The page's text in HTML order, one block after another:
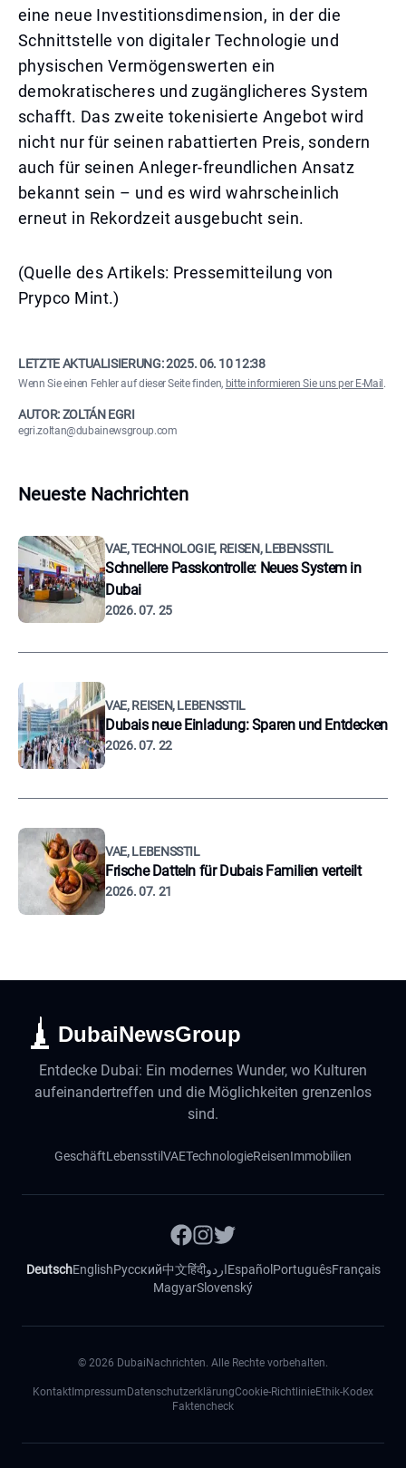
eine neue Investitionsdimension, in der die
Schnittstelle von digitaler Technologie und
physischen Vermögenswerten ein
demokratischeres und zugänglicheres System
schafft. Das zweite tokenisierte Angebot wird
nicht nur für seinen rabattierten Preis, sondern
auch für seinen Anleger-freundlichen Ansatz
bekannt sein – und es wird wahrscheinlich
erneut in Rekordzeit ausgebucht sein.
(Quelle des Artikels: Pressemitteilung von
Prypco Mint.)
LETZTE AKTUALISIERUNG:2025. 06. 10 12:38
Wenn Sie einen Fehler auf dieser Seite finden, bitte informieren Sie uns per E-Mail .
AUTOR: ZOLTÁN EGRI
egri.zoltan@dubainewsgroup.com
Neueste Nachrichten
VAE, TECHNOLOGIE, REISEN, LEBENSSTIL
Schnellere Passkontrolle: Neues System in
Dubai
2026. 07. 25
VAE, REISEN, LEBENSSTIL
Dubais neue Einladung: Sparen und Entdecken
2026. 07. 22
VAE, LEBENSSTIL
Frische Datteln für Dubais Familien verteilt
2026. 07. 21
DubaiNewsGroup
Entdecke Dubai: Ein modernes Wunder, wo Kulturen
aufeinandertreffen und die Möglichkeiten grenzenlos
sind.
GeschäftLebensstilVAETechnologieReisenImmobilien
DeutschEnglishРусский中文हिंदीاردوEspañol PortuguêsFrançais
MagyarSlovenský
© 2026 DubaiNachrichten. Alle Rechte vorbehalten.
Kontakt Impressum DatenschutzerklärungCookie-RichtlinieEthik-Kodex
Faktencheck